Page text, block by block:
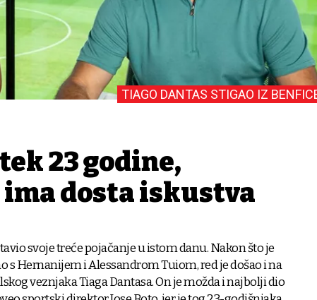
TIAGO DANTAS STIGAO IZ
23 godine,
dosta iskustva
svoje treće pojačanje u istom danu. Nakon što je
s Hernanijem i Alessandrom Tuiom, red je došao i na
veznjaka Tiaga Dantasa. On je možda i najbolji dio